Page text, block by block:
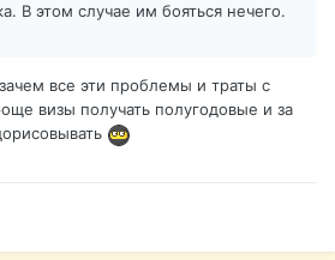
В этом случае им бояться нечего.
все эти проблемы и траты с
визы получать полугодовые и за